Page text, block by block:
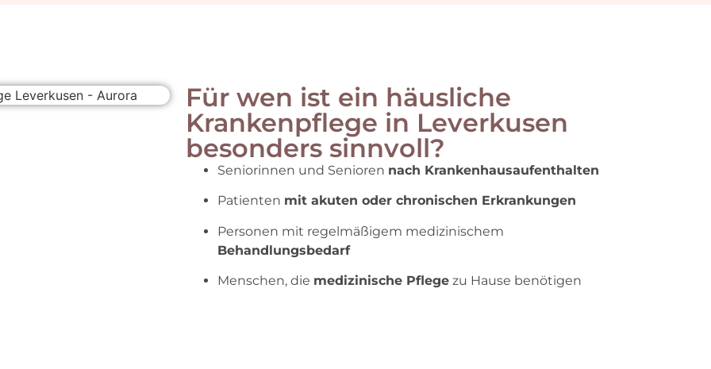
Für wen ist ein häusliche
Krankenpflege in Leverkusen
besonders sinnvoll?
Seniorinnen und Senioren nach Krankenhausaufenthalten
Patienten mit akuten oder chronischen Erkrankungen
Personen mit regelmäßigem medizinischem
Behandlungsbedarf
Menschen, die medizinische Pflege zu Hause benötigen